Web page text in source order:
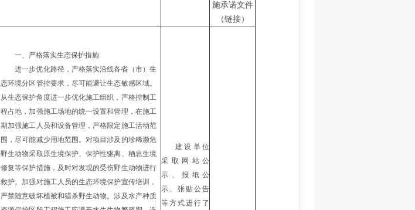
施承诺文件
（链接）
一、 严格落实生态保护措施
进一步优化路径，严格落实沿线各省（市）生
态环境分区管控要求，尽可能避让生态敏感区域。
从生态保护角度进一步优化施工组织，严格控制工
程占地，加强施工场地的统一设置和管理，在施工
期加强施工人员和设备管理，严格限定施工活动范
围，尽可能减少用地范围。对项目涉及的珍稀濒危
野生动物采取原生境保护、保护性驱离、栖息生境
修复等保护措施，及时对发现的受伤野生动物进行
救护。加强对施工人员的生态环境保护宣传培训，
严禁随意破坏植被和猎杀野生动物。涉及水产种质
建设单位
采取网站公
示、报纸公
示、张贴公告
等方式进行了